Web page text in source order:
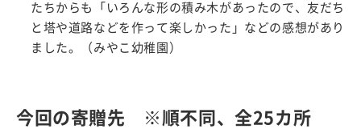
たちからも「いろんな形の積み木があったので、友だち
と塔や道路などを作って楽しかった」などの感想があり
ました。（みやこ幼稚園）
今回の寄贈先 ※順不同、全25カ所